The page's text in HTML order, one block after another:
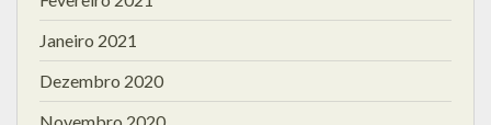
Janeiro 2021
Dezembro 2020
Novembro 2020